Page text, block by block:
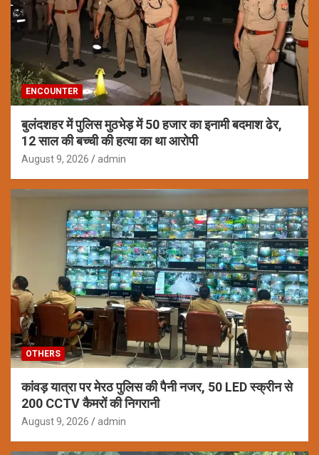
ENCOUNTER
बुलंदशहर में पुलिस मुठभेड़ में 50 हजार का इनामी बदमाश ढेर,
12 साल की बच्ची की हत्या का था आरोपी
August 9, 2026 admin
OTHERS
कांवड़ यात्रा पर मेरठ पुलिस की पैनी नजर, 50 LED स्क्रीन से
200 CCTV कैमरों की निगरानी
August 9, 2026 admin